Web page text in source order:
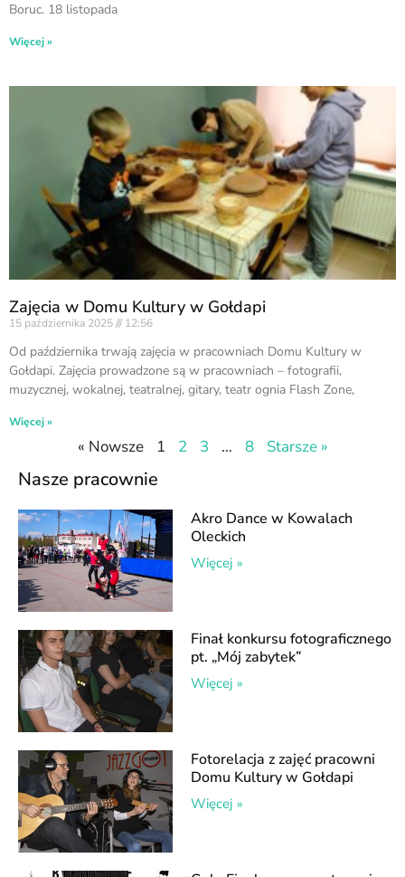
Boruc. 18 listopada
Więcej »
Zajęcia w Domu Kultury w Gołdapi
15 października 2025 12:56
Od października trwają zajęcia w pracowniach Domu Kultury w
Gołdapi. Zajęcia prowadzone są w pracowniach – fotografii,
muzycznej, wokalnej, teatralnej, gitary, teatr ognia Flash Zone,
Więcej »
« Nowsze 1 2 3 … 8 Starsze »
Nasze pracownie
Akro Dance w Kowalach
Oleckich
Więcej »
Finał konkursu fotograficznego
pt. „Mój zabytek”
Więcej »
Fotorelacja z zajęć pracowni
Domu Kultury w Gołdapi
Więcej »